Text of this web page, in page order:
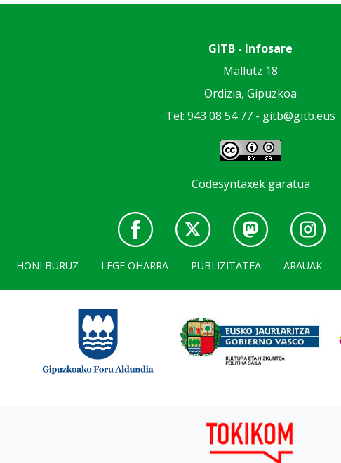
GiTB - Infosare
Mallutz 18
Ordizia, Gipuzkoa
Tel: 943 08 54 77 - gitb@gitb.eus
Codesyntaxek garatua
HONI BURUZ LEGE OHARRA PUBLIZITATEA ARAUAK